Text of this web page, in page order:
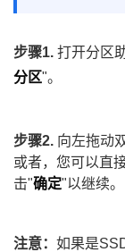
步骤1. 打开分区
分区"。
步骤2. 向左拖动
或者，您可以直
击"确定"以继续。
注意： 如果是